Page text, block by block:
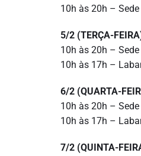
10h às 20h –
5/2 (TERÇA-
10h às 20h –
10h às 17h –
6/2 (QUARTA-
10h às 20h –
10h às 17h –
7/2 (QUINTA-